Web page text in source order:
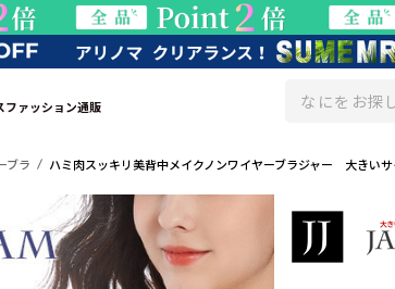
ファッション通販
ブラ ハミ肉スッキリ美背中メイクノンワイヤーブラジャー 大きい